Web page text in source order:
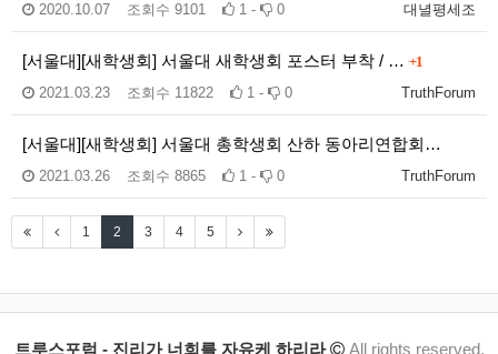
대녈평세조
2020.10.07 조회수 9101 1 - 0
[서울대][새학생회] 서울대 새학생회 포스터 부착 / … +1
TruthForum
2021.03.23 조회수 11822 1 - 0
[서울대][새학생회] 서울대 총학생회 산하 동아리연합회…
TruthForum
2021.03.26 조회수 8865 1 - 0
1 2 3 4 5
트루스포럼 - 진리가 너희를 자유케 하리라 All rights reserved.